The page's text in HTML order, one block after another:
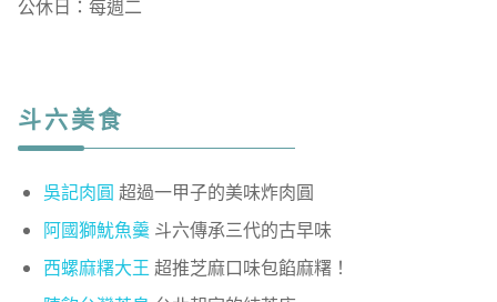
公休日：每週二
斗六美食
吳記肉圓 超過一甲子的美味炸肉圓
阿國獅魷魚羹 斗六傳承三代的古早味
西螺麻糬大王 超推芝麻口味包餡麻糬！